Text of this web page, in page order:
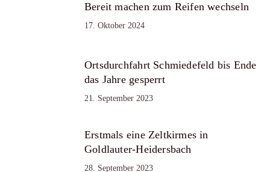
Bereit machen zum Reifen wechseln
17. Oktober 2024
Ortsdurchfahrt Schmiedefeld bis Ende
das Jahre gesperrt
21. September 2023
Erstmals eine Zeltkirmes in
Goldlauter-Heidersbach
28. September 2023